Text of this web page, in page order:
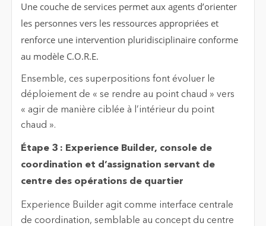
Une couche de services permet aux agents d’orienter
les personnes vers les ressources appropriées et
renforce une intervention pluridisciplinaire conforme
au modèle C.O.R.E.
Ensemble, ces superpositions font évoluer le
déploiement de « se rendre au point chaud » vers
« agir de manière ciblée à l’intérieur du point
chaud ».
Étape 3 : Experience Builder, console de
coordination et d’assignation servant de
centre des opérations de quartier
Experience Builder agit comme interface centrale
de coordination, semblable au concept du centre